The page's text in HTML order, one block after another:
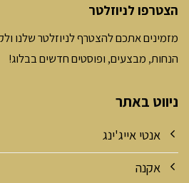
ניווט באתר
אנטי אייג'ינג
אקנה
הצטרפו לניוזלטר
מזמינים אתכם להצטרף לניוזלטר שלנו
הנחות, מבצעים, ופוסטים חדשים בבלוג!